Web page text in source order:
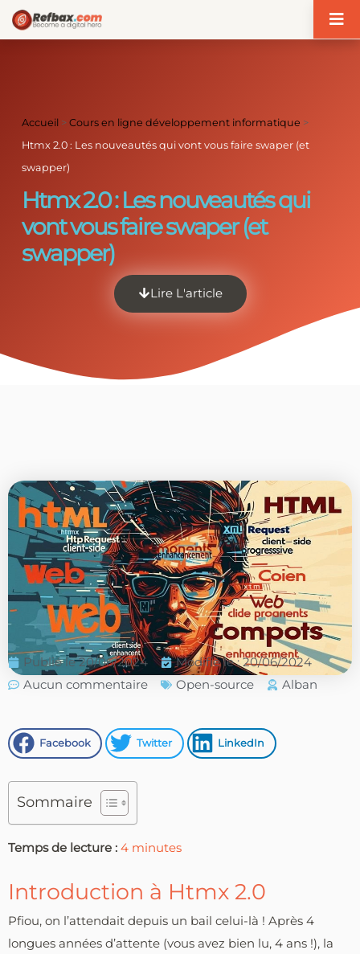
Accueil >Cours en ligne développement informatique >
Htmx 2.0 : Les nouveautés qui vont vous faire swaper (et
swapper)
Htmx 2.0 : Les nouveautés qui
vont vous faire swaper (et
swapper)
Lire L'article
Publié le 20/06/2024
Modifié le : 20/06/2024
Aucun commentaire
Open-source Alban
Facebook Twitter LinkedIn
Sommaire
Temps de lecture : 4 minutes
Introduction à Htmx 2.0
Pfiou, on l’attendait depuis un bail celui-là ! Après 4
longues années d’attente (vous avez bien lu, 4 ans !), la
Panneau de gestion des cookies